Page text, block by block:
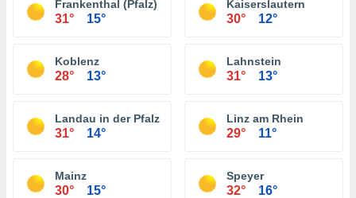
Frankenthal (Pfalz)
31° 15°
Kaiserslautern
30° 12°
Koblenz
28° 13°
Lahnstein
31° 13°
Landau in der Pfalz
31° 14°
Linz am Rhein
29° 11°
Mainz
30° 15°
Speyer
32° 16°